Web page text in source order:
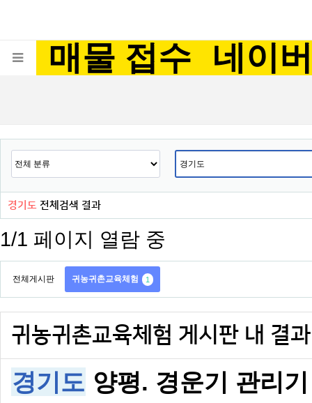
매물 접수 네이
경기도 전체검색 결과
1/1 페이지 열람 중
전체게시판 귀농귀촌교육체험 1
귀농귀촌교육체험 게시판 내 결과
경기도 양평. 경운기 관리